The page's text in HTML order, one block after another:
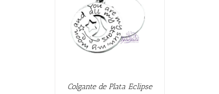
Colgante de Plata Eclipse